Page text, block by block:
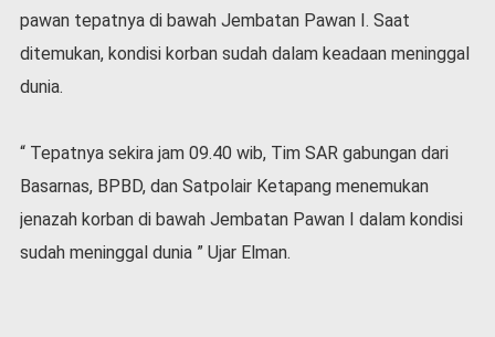
a
g
i
n
e
pawan tepatnya di bawah Jembatan Pawan I. Saat
ditemukan, kondisi korban sudah dalam keadaan meninggal
dunia.
“ Tepatnya sekira jam 09.40 wib, Tim SAR gabungan dari
Basarnas, BPBD, dan Satpolair Ketapang menemukan
jenazah korban di bawah Jembatan Pawan I dalam kondisi
sudah meninggal dunia ” Ujar Elman.